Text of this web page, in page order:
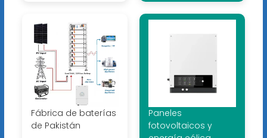
Fábrica de baterías
de Pakistán
Paneles
fotovoltaicos y